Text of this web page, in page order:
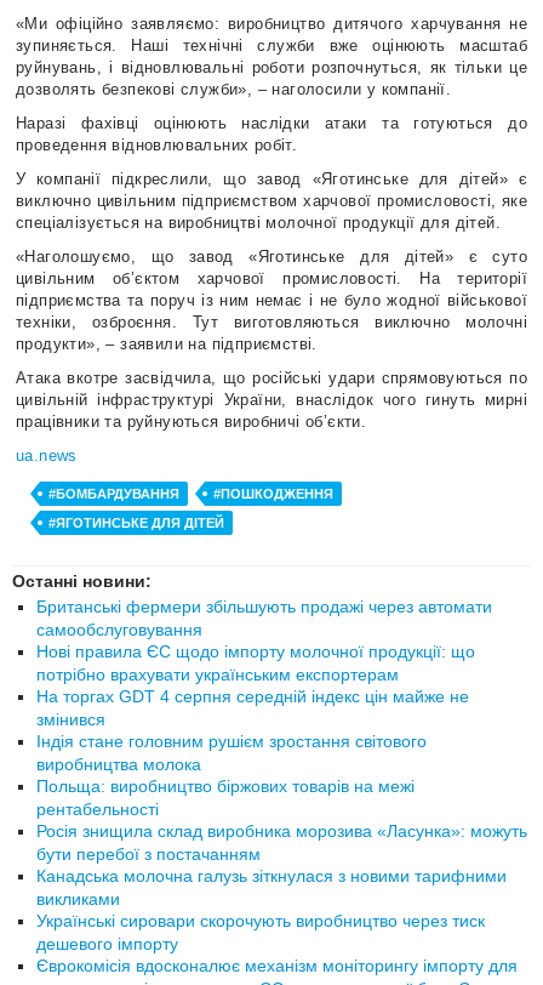
«Ми офіційно заявляємо: виробництво дитячого харчування не
зупиняється. Наші технічні служби вже оцінюють масштаб
руйнувань, і відновлювальні роботи розпочнуться, як тільки це
дозволять безпекові служби», – наголосили у компанії.
Наразі фахівці оцінюють наслідки атаки та готуються до
проведення відновлювальних робіт.
У компанії підкреслили, що завод «Яготинське для дітей» є
виключно цивільним підприємством харчової промисловості, яке
спеціалізується на виробництві молочної продукції для дітей.
«Наголошуємо, що завод «Яготинське для дітей» є суто
цивільним об’єктом харчової промисловості. На території
підприємства та поруч із ним немає і не було жодної військової
техніки, озброєння. Тут виготовляються виключно молочні
продукти», – заявили на підприємстві.
Атака вкотре засвідчила, що російські удари спрямовуються по
цивільній інфраструктурі України, внаслідок чого гинуть мирні
працівники та руйнуються виробничі об’єкти.
ua.news
#БОМБАРДУВАННЯ
#ПОШКОДЖЕННЯ
#ЯГОТИНСЬКЕ ДЛЯ ДІТЕЙ
Останні новини:
Британські фермери збільшують продажі через автомати
самообслуговування
Нові правила ЄС щодо імпорту молочної продукції: що
потрібно врахувати українським експортерам
На торгах GDT 4 серпня середній індекс цін майже не
змінився
Індія стане головним рушієм зростання світового
виробництва молока
Польща: виробництво біржових товарів на межі
рентабельності
Росія знищила склад виробника морозива «Ласунка»: можуть
бути перебої з постачанням
Канадська молочна галузь зіткнулася з новими тарифними
викликами
Українські сировари скорочують виробництво через тиск
дешевого імпорту
Єврокомісія вдосконалює механізм моніторингу імпорту для